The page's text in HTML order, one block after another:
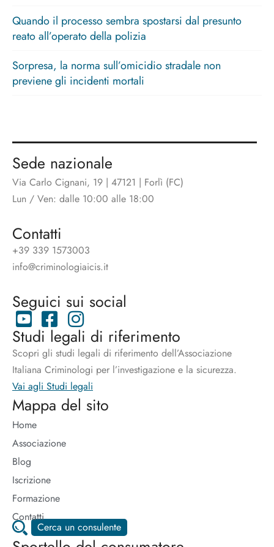
Quando il processo sembra spostarsi dal presunto
reato all’operato della polizia
Sorpresa, la norma sull’omicidio stradale non
previene gli incidenti mortali
Sede nazionale
Via Carlo Cignani, 19 | 47121 | Forlì (FC)
Lun / Ven: dalle 10:00 alle 18:00
Contatti
+39 339 1573003
info@criminologiaicis.it
Seguici sui social
Studi legali di riferimento
Scopri gli studi legali di riferimento dell’Associazione
Italiana Criminologi per l’investigazione e la sicurezza.
Vai agli Studi legali
Mappa del sito
Home
Associazione
Blog
Iscrizione
Formazione
Contatti
Cerca un consulente